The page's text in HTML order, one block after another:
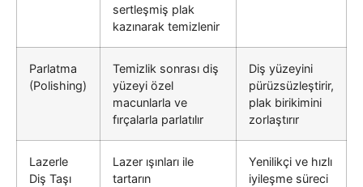
sertleşmiş plak
kazınarak temizlenir
Parlatma
(Polishing)
Temizlik sonrası diş
yüzeyi özel
macunlarla ve
fırçalarla parlatılır
Diş yüzeyini
pürüzsüzleştirir,
plak birikimini
zorlaştırır
Lazerle
Diş Taşı
Lazer ışınları ile
tartarın
Yenilikçi ve hızlı
iyileşme süreci